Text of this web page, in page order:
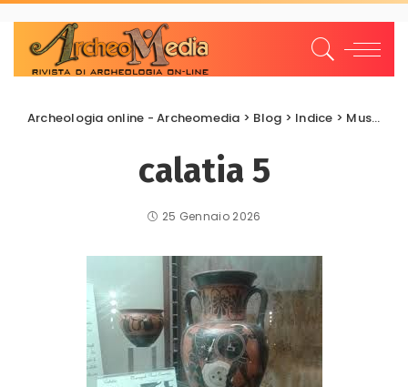
Archeologia online - Archeomedia > Blog > Indice > Musei Archeologici
calatia 5
25 Gennaio 2026